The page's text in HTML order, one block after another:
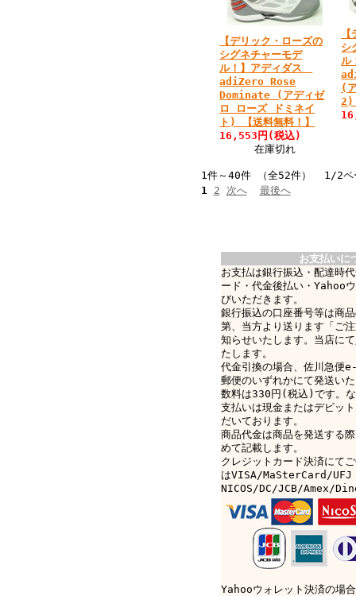
【デリック・ローズの
シグネチャーモデ
ル！】アディダス
adiZero Rose
Dominate (アディゼ
ロ ローズ ドミネイ
ト) 【送料無料！】
16,553円(税込)
在庫切れ
シ
ル
(
2)
1件～40件 （全52件） 1/2ペ
1
2 次へ 最後へ
お支払いに
お支払は銀行振込・配達時
ード・代金後払い・Yahoo
びいただきます。
銀行振込の口座番号等は商
第、当方より送ります「ご
知らせいたします。当店に
たします。
代金引換の場合、佐川急
郵便のいずれかにて発送い
数料は330円(税込)です
支払いは現金またはデビッ
だいております。
商品代金は商品を発送する
めて記載します。
クレジットカード決済にて
はVISA/MaSterCard/UFJ
NICOS/DC/JCB/Amex/
Yahooウォレット決済の場